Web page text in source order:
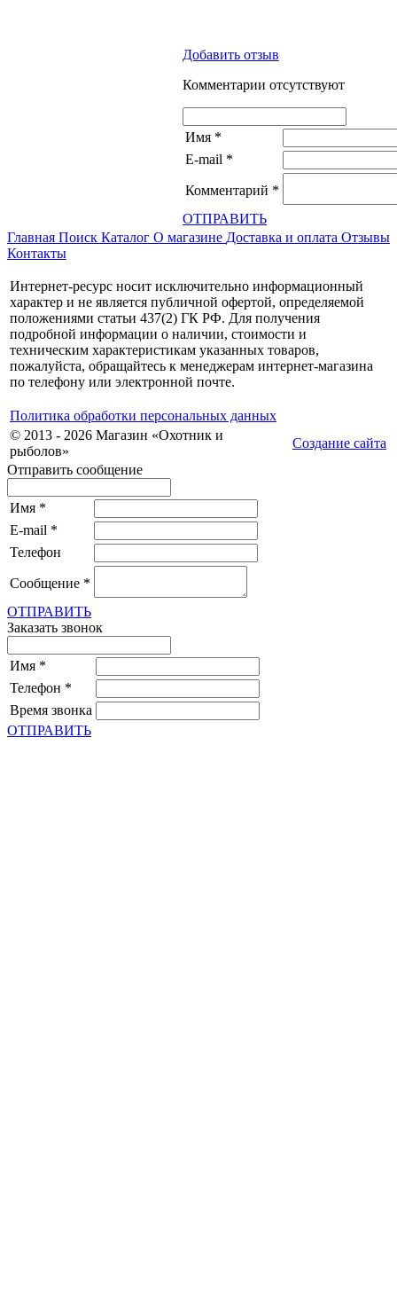
Добавить отзыв
Комментарии отсутствуют
Имя *
E-mail *
Комментарий *
ОТПРАВИТЬ
Главная Поиск Каталог О магазине Доставка и оплата Отзывы
Контакты
Интернет-ресурс носит исключительно информационный
характер и не является публичной офертой, определяемой
положениями статьи 437(2) ГК РФ. Для получения
подробной информации о наличии, стоимости и
техническим характеристикам указанных товаров,
пожалуйста, обращайтесь к менеджерам интернет-магазина
по телефону или электронной почте.
Политика обработки персональных данных
© 2013 - 2026 Магазин «Охотник и
рыболов»
Создание сайта
Отправить сообщение
Имя *
E-mail *
Телефон
Сообщение *
ОТПРАВИТЬ
Заказать звонок
Имя *
Телефон *
Время звонка
ОТПРАВИТЬ